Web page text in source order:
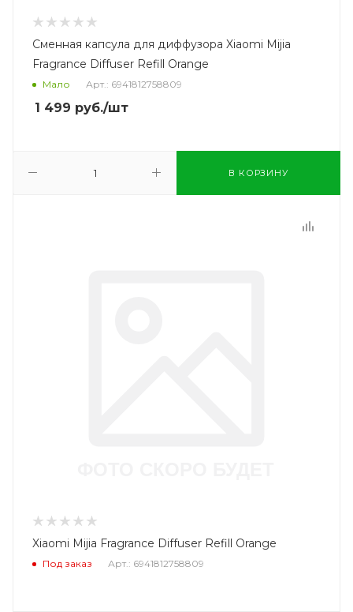
Сменная капсула для диффузора Xiaomi Mijia
Fragrance Diffuser Refill Orange
Мало Арт.: 6941812758809
1 499 руб./шт
В КОРЗИНУ
Xiaomi Mijia Fragrance Diffuser Refill Orange
Под заказ Арт.: 6941812758809